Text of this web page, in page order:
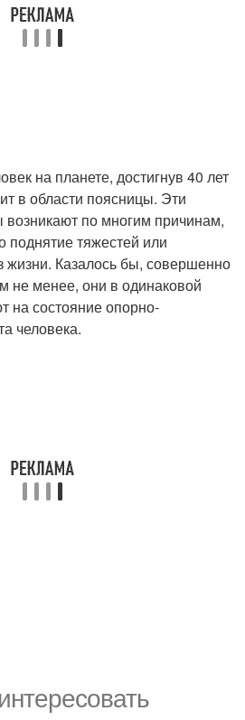
на планете, достигнув 40 лет
в области поясницы. Эти
по многим причинам,
поднятие тяжестей или
Казалось бы, совершенно
не менее, они в одинаковой
на состояние опорно-
человека.